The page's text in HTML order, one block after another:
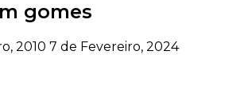
gomes
2010 7 de Fevereiro, 2024